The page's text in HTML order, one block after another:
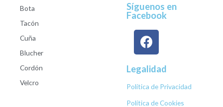
Bota
Tacón
Cuña
Blucher
Cordón
Velcro
Síguenos en
Facebook
Legalidad
Política de Privacidad
Política de Cookies